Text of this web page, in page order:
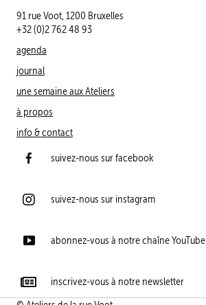
91 rue Voot, 1200 Bruxelles
+32 (0)2 762 48 93
agenda
journal
une semaine aux Ateliers
à propos
info & contact
suivez-nous sur facebook
suivez-nous sur instagram
abonnez-vous à notre chaîne YouTube
inscrivez-vous à notre newsletter